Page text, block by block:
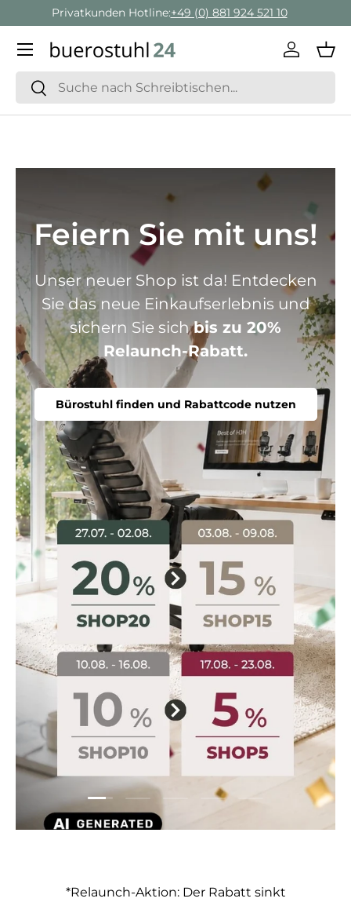
Direkt zum Inhalt
Geschäftskunden Beratung: + 49 (0) 881 924 521 22
Suchen
Suchen
Menü
Feiern Sie mit uns!
Unser neuer Shop ist da! Entdecken
Sie das neue Einkaufserlebnis und
sichern Sie sichbis zu 20%
Relaunch-Rabatt.
Bürostuhl finden und Rabattcode nutzen
Folie laden 1 von 5
Folie laden 2 von 5
Folie laden 3 von 5
Folie laden 4 von 5
Folie laden 5
*Relaunch-Aktion: Der Rabatt sinkt